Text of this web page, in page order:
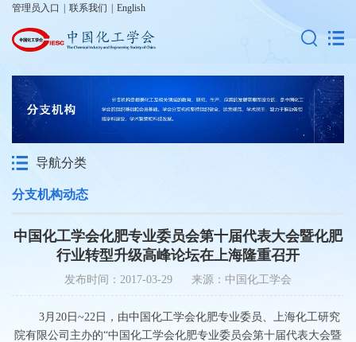
管理员入口 联系我们 English
导航分类
分支机构动态
中国化工学会化肥专业委员会第十届代表大会暨化肥
行业转型升级高峰论坛在上海隆重召开
发布时间：2017-03-29 来源：中国化工学会
3月20日~22日，由中国化工学会化肥专业委员、上海化工研究
院有限公司主办的“中国化工学会化肥专业委员会第十届代表大会暨